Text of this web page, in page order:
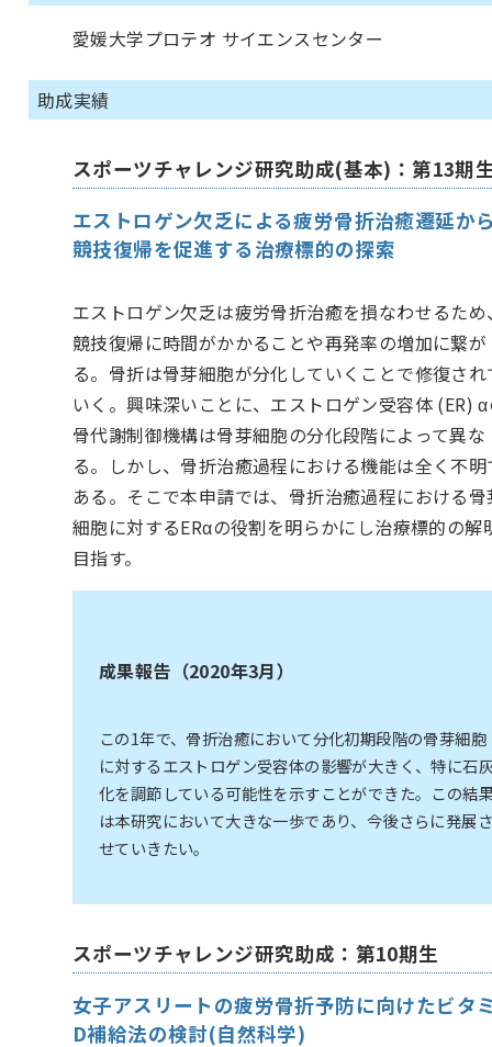
愛媛大学プロテオ サイエンスセンター
助成実績
スポーツチャレンジ研究助成(基本)：第13期
エストロゲン欠乏による疲労骨折治癒遷延か
競技復帰を促進する治療標的の探索
エストロゲン欠乏は疲労骨折治癒を損なわせるため
競技復帰に時間がかかることや再発率の増加に繋が
る。骨折は骨芽細胞が分化していくことで修復され
いく。興味深いことに、エストロゲン受容体 (ER)
骨代謝制御機構は骨芽細胞の分化段階によって異な
る。しかし、骨折治癒過程における機能は全く不明
ある。そこで本申請では、骨折治癒過程における骨
細胞に対するERαの役割を明らかにし治療標的の解
目指す。
成果報告（2020年3月）
この1年で、骨折治癒において分化初期段階の骨芽細胞
に対するエストロゲン受容体の影響が大きく、特に石
化を調節している可能性を示すことができた。この結
は本研究において大きな一歩であり、今後さらに発展さ
せていきたい。
スポーツチャレンジ研究助成：第10期生
女子アスリートの疲労骨折予防に向けたビタ
D補給法の検討(自然科学)